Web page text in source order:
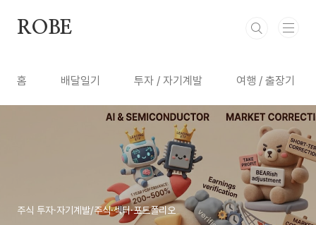
ROBE
홈 배달일기 투자 / 자기계발 여행 / 출장기
주식 투자·자기계발/주식·섹터·포트폴리오